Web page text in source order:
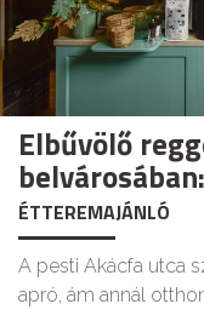
Elbűvölő
ÉTTEREMAJÁNLÓ
A pesti Akácfa utca
apró, ám annál